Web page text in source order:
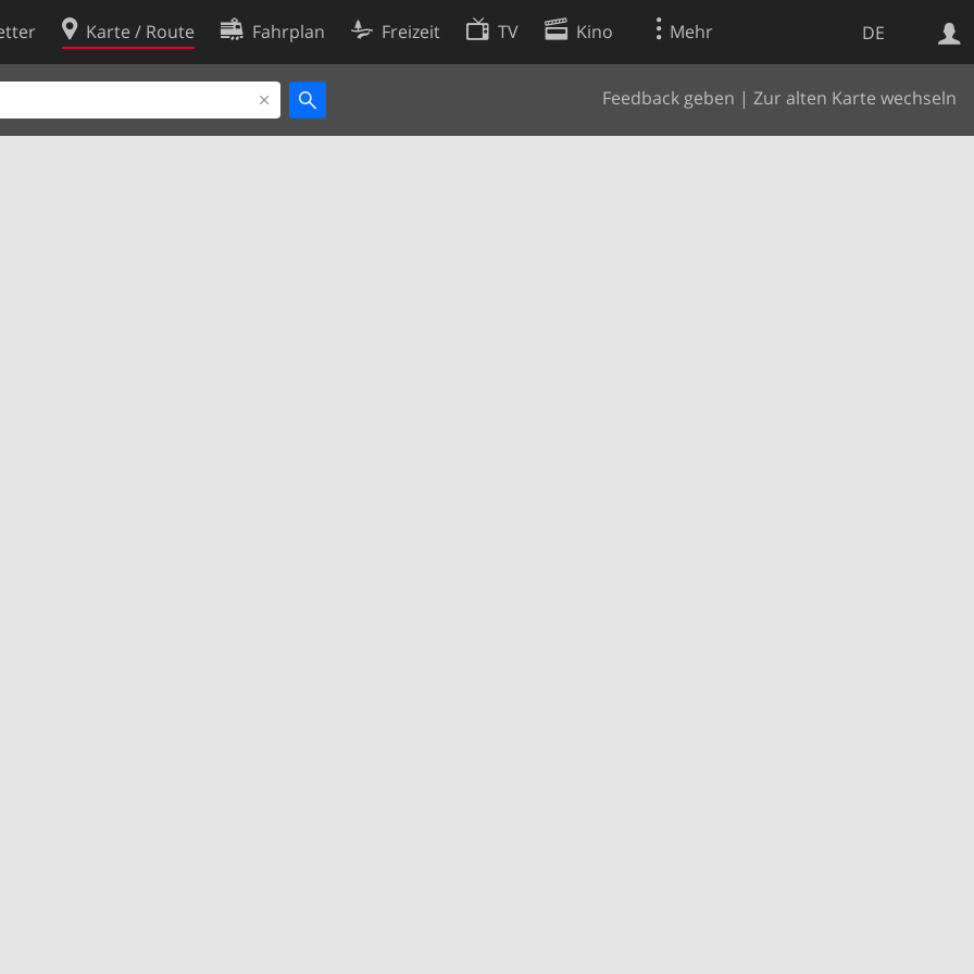
DE
Karte / Route Fahrplan Freizeit TV Kino Mehr
Feedback geben | Zur alten Karte wechseln
Websuche
Cookie-Richtlinie
Cookie-Einstellungen